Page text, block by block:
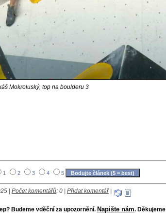
Mokroluský, top na boulderu 3
1 2 3 4 5
| Počet komentářů: 0 | Přidat komentář|
Budeme vděční za upozornění. Napište nám. Děkujeme